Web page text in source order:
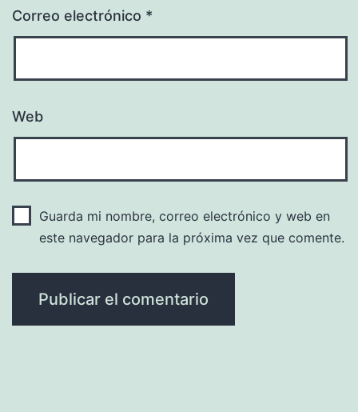
Correo electrónico *
Web
Guarda mi nombre, correo electrónico y web en
este navegador para la próxima vez que comente.